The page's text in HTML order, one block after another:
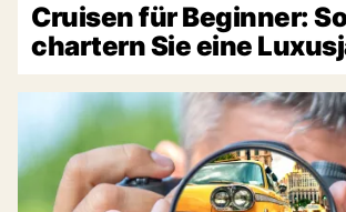
Cruisen für Beginner:
chartern Sie eine